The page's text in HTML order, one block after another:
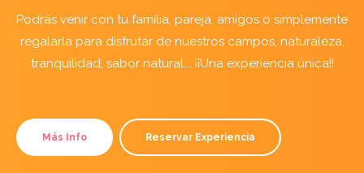
Podrás venir con tu familia, pareja, amigos o simplemente
regalarla para disfrutar de nuestros campos, naturaleza,
tranquilidad, sabor natural…. ¡¡Una experiencia única!!
Más Info Reservar Experiencia